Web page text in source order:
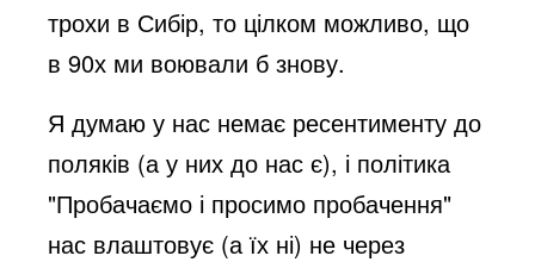
трохи в Сибір, то цілком можливо, що
в 90х ми воювали б знову.
Я думаю у нас немає ресентименту до
поляків (а у них до нас є), і політика
"Пробачаємо і просимо пробачення"
нас влаштовує (а їх ні) не через